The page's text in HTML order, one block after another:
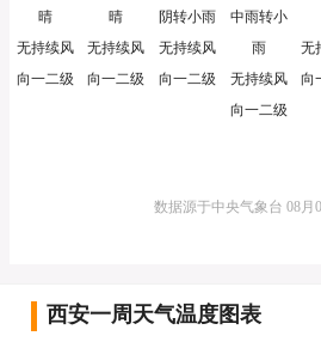
晴
无持续风
向一二级
晴
无持续风
向一二级
阴转小雨
无持续风
向一二级
中雨转小
雨
无持续风
向一二级
无
向
数据源于中央气象台 08月
西安一周天气温度图表